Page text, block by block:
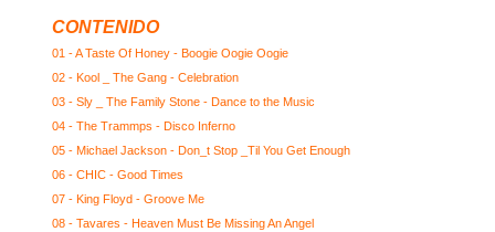
CONTENIDO
01 - A Taste Of Honey - Boogie Oogie Oogie
02 - Kool _ The Gang - Celebration
03 - Sly _ The Family Stone - Dance to the Music
04 - The Trammps - Disco Inferno
05 - Michael Jackson - Don_t Stop _Til You Get Enough
06 - CHIC - Good Times
07 - King Floyd - Groove Me
08 - Tavares - Heaven Must Be Missing An Angel